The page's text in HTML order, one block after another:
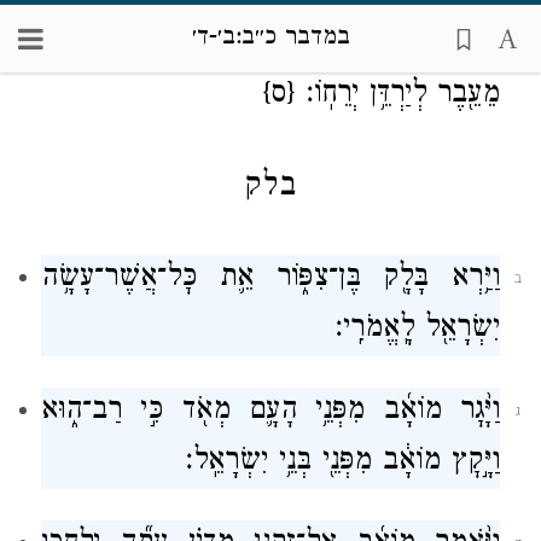
במדבר כ״ב:ב׳-ד׳ א
וַיִּסְע֖וּ בְּנֵ֣י יִשְׂרָאֵ֑ל וַֽיַּחֲנוּ֙ בְּעַֽרְב֣וֹת מוֹאָ֔ב
מֵעֵ֖בֶר לְיַרְדֵּ֥ן יְרֵחֽוֹ׃ {ס}
בלק
ב
וַיַּ֥רְא בָּלָ֖ק בֶּן־צִפּ֑וֹר אֵ֛ת כׇּל־אֲשֶׁר־עָשָׂ֥ה
יִשְׂרָאֵ֖ל לָֽאֱמֹרִֽי׃
ג
וַיָּ֨גׇר מוֹאָ֜ב מִפְּנֵ֥י הָעָ֛ם מְאֹ֖ד כִּ֣י רַב־ה֑וּא
וַיָּ֣קׇץ מוֹאָ֔ב מִפְּנֵ֖י בְּנֵ֥י יִשְׂרָאֵֽל׃